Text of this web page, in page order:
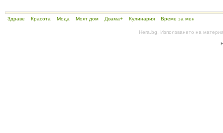
Здраве Красота Мода Моят дом Двама+ Кулинария Време за мен
Hera.bg. Използването на